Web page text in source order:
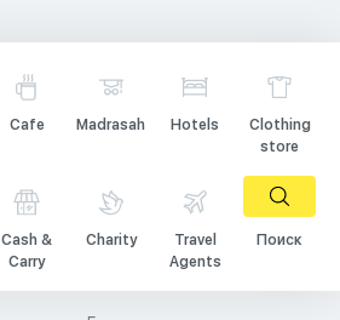
Cafe Madrasah Hotels
Clothing
store
Cash &
Carry
Charity
Travel
Agents
Поиск